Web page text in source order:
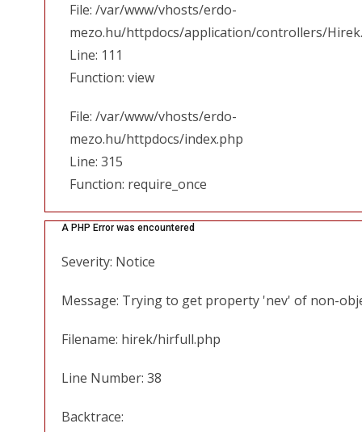
File: /var/www/vhosts/erdo-
mezo.hu/httpdocs/application/controllers/
Line: 111
Function: view
File: /var/www/vhosts/erdo-
mezo.hu/httpdocs/index.php
Line: 315
Function: require_once
A PHP Error was encountered
Severity: Notice
Message: Trying to get property 'nev' of non-
Filename: hirek/hirfull.php
Line Number: 38
Backtrace: